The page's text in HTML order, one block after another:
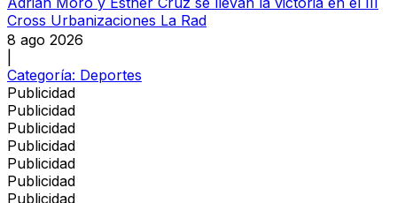
Cross Urbanizaciones La Rad
8 ago 2026
Categoría: Deportes
Publicidad
Publicidad
Publicidad
Publicidad
Publicidad
Publicidad
Publicidad